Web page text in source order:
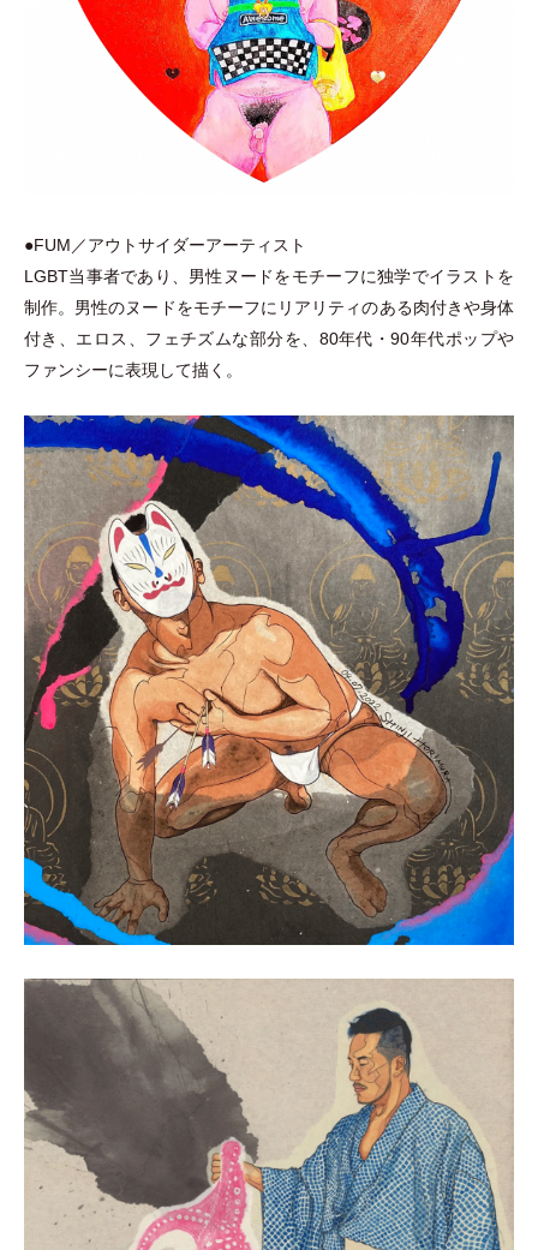
●FUM／アウトサイダーアーティスト
LGBT当事者であり、男性ヌードをモチーフに独学でイラストを
制作。男性のヌードをモチーフにリアリティのある肉付きや身体
付き、エロス、フェチズムな部分を、80年代 ・90年代ポップや
ファンシーに表現して描く。